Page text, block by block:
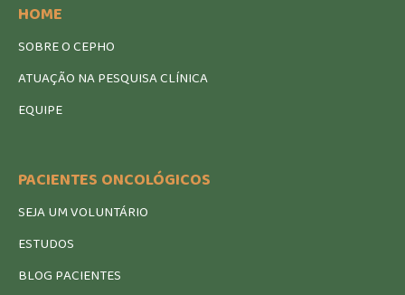
HOME
SOBRE O CEPHO
ATUAÇÃO NA PESQUISA CLÍNICA
EQUIPE
PACIENTES ONCOLÓGICOS
SEJA UM VOLUNTÁRIO
ESTUDOS
BLOG PACIENTES